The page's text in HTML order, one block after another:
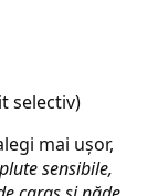
selectiv)
mai ușor,
plute sensibile,